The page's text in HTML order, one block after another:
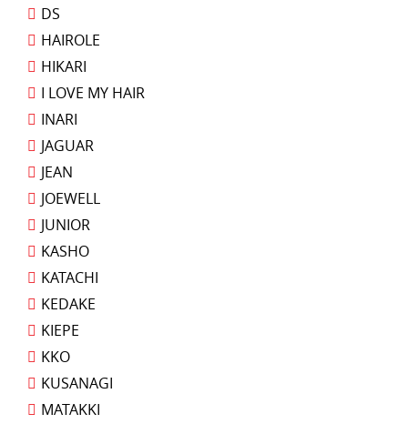
DS
HAIROLE
HIKARI
I LOVE MY HAIR
INARI
JAGUAR
JEAN
JOEWELL
JUNIOR
KASHO
KATACHI
KEDAKE
KIEPE
KKO
KUSANAGI
MATAKKI